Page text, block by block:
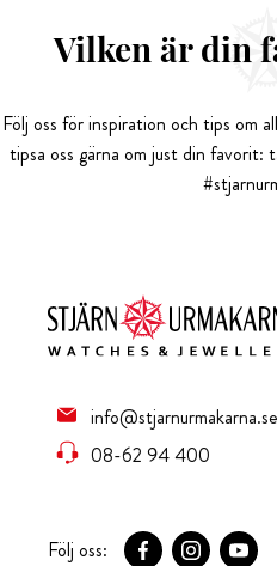
Vilken är din
Följ oss för inspiration och tips om
tipsa oss gärna om just din favorit:
info@stjarnurmakarna.se
08-62 94 400
Följ oss: